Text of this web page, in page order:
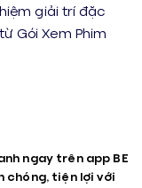
giải trí đặc
Gói Xem Phim
ngay trên app BE
chóng, tiện lợi với